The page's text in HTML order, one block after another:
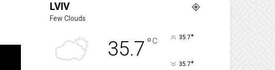
LVIV
Few Clouds
35.7 °C 35.7°
35.7°